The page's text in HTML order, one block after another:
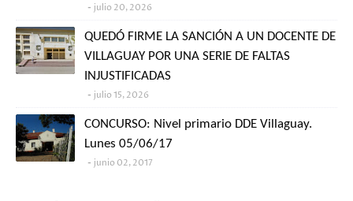
julio 20, 2026
QUEDÓ FIRME LA SANCIÓN A UN DOCENTE DE
VILLAGUAY POR UNA SERIE DE FALTAS
INJUSTIFICADAS
julio 15, 2026
CONCURSO: Nivel primario DDE Villaguay.
Lunes 05/06/17
junio 02, 2017